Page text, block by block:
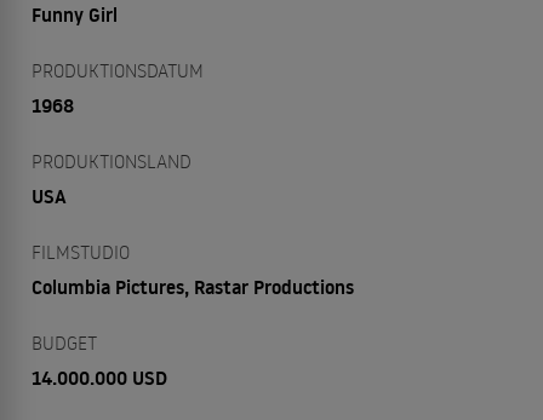
Funny Girl
PRODUKTIONSDATUM
1968
PRODUKTIONSLAND
USA
FILMSTUDIO
Columbia Pictures, Rastar Productions
BUDGET
14.000.000 USD